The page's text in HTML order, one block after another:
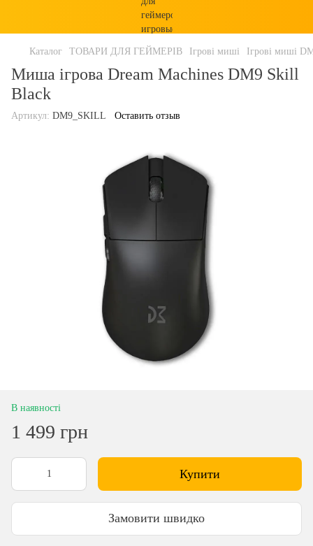
Каталог ТОВАРИ ДЛЯ ГЕЙМЕРІВ Ігрові миші Ігрові миші
Миша ігрова Dream Machines DM9 Skill
Black
Артикул: DM9_SKILL Оставить отзыв
В наявності
1 499 грн
Купити
Замовити швидко